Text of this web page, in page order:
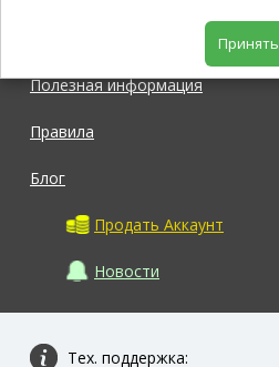
Полезная информация
Правила
Блог
Продать Аккаунт
Новости
Тех. поддержка:
Принять